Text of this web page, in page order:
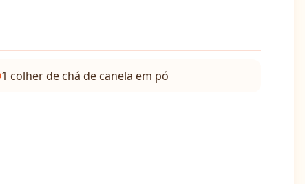
1 colher de chá de canela em pó